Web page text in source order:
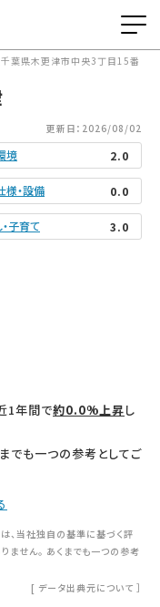
千葉県木更津市中央3丁目15番
更新日：2026/08/02
境 2.0
様・設備 0.0
子育て 3.0
1年間で約0.0%上昇し
でも一つの参考としてご
、当社独自の基準に基づく評
ません。 あくまでも一つの参考
[ データ出典元について ］